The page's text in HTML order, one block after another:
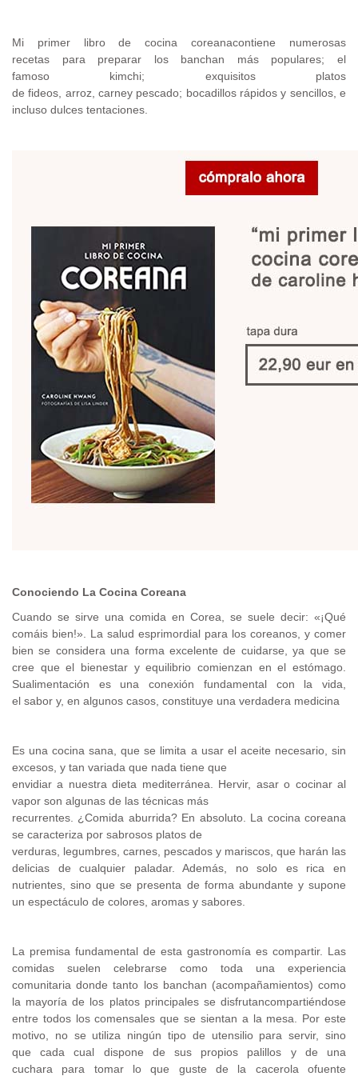
Mi primer libro de cocina coreanacontiene numerosas
recetas para preparar los banchan más populares; el
famoso kimchi; exquisitos platos
de fideos, arroz, carney pescado; bocadillos rápidos y sencillos, e
incluso dulces tentaciones.
Conociendo La Cocina Coreana
Cuando se sirve una comida en Corea, se suele decir: «¡Qué
comáis bien!». La salud esprimordial para los coreanos, y comer
bien se considera una forma excelente de cuidarse, ya que se
cree que el bienestar y equilibrio comienzan en el estómago.
Sualimentación es una conexión fundamental con la vida,
el sabor y, en algunos casos, constituye una verdadera medicina
Es una cocina sana, que se limita a usar el aceite necesario, sin
excesos, y tan variada que nada tiene que
envidiar a nuestra dieta mediterránea. Hervir, asar o cocinar al
vapor son algunas de las técnicas más
recurrentes. ¿Comida aburrida? En absoluto. La cocina coreana
se caracteriza por sabrosos platos de
verduras, legumbres, carnes, pescados y mariscos, que harán las
delicias de cualquier paladar. Además, no solo es rica en
nutrientes, sino que se presenta de forma abundante y supone
un espectáculo de colores, aromas y sabores.
La premisa fundamental de esta gastronomía es compartir. Las
comidas suelen celebrarse como toda una experiencia
comunitaria donde tanto los banchan (acompañamientos) como
la mayoría de los platos principales se disfrutancompartiéndose
entre todos los comensales que se sientan a la mesa. Por este
motivo, no se utiliza ningún tipo de utensilio para servir, sino
que cada cual dispone de sus propios palillos y de una
cuchara para tomar lo que guste de la cacerola ofuente